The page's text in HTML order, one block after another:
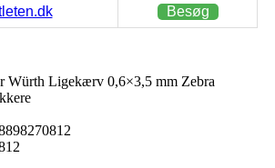
Besøg
Würth Ligekærv 0,6×3,5 mm Zebra